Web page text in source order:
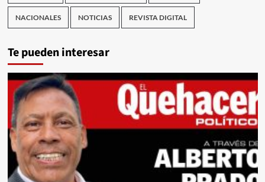
NACIONALES NOTICIAS REVISTA DIGITAL
Te pueden interesar